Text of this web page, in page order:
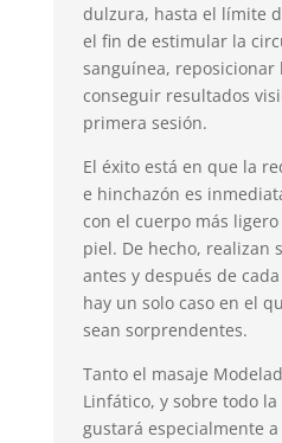
dulzura, hasta el límite
el fin de estimular la
sanguínea, reposicionar
conseguir resultados
primera sesión.
El éxito está en que la
e hinchazón es
con el cuerpo más
piel. De hecho, realizan
antes y después de
hay un solo caso en el
sean sorprendentes.
Tanto el masaje
Linfático, y sobre todo
gustará especialmente